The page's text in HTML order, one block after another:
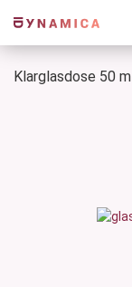
Klarglasdose 50